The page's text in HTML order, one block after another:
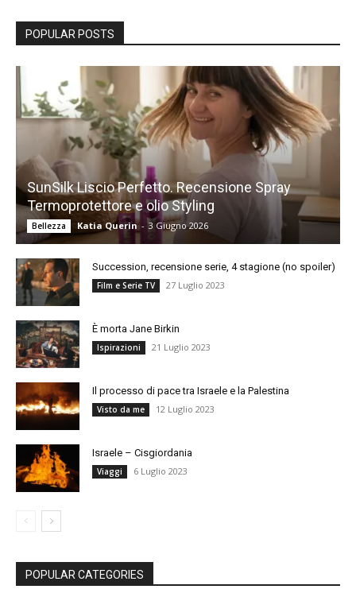
POPULAR POSTS
SunSilk Liscio Perfetto. Recensione Spray
Termoprotettore e olio Styling
Bellezza Katia Querin - 3 Giugno 2026
Succession, recensione serie, 4 stagione (no spoiler)
Film e Serie TV 27 Luglio 2023
È morta Jane Birkin
Ispirazioni 21 Luglio 2023
Il processo di pace tra Israele e la Palestina
Visto da me 12 Luglio 2023
Israele – Cisgiordania
Viaggi 6 Luglio 2023
POPULAR CATEGORIES